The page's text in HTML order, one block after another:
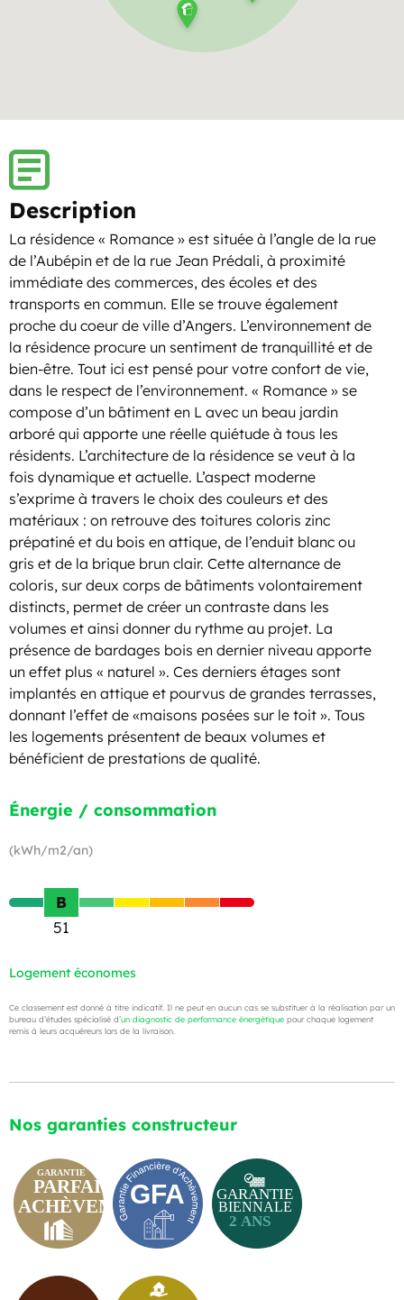
Description
La résidence « Romance » est située à l’angle de la rue
de l’Aubépin et de la rue Jean Prédali, à proximité
immédiate des commerces, des écoles et des
transports en commun. Elle se trouve également
proche du coeur de ville d’Angers. L’environnement de
la résidence procure un sentiment de tranquillité et de
bien-être. Tout ici est pensé pour votre confort de vie,
dans le respect de l’environnement. « Romance » se
compose d’un bâtiment en L avec un beau jardin
arboré qui apporte une réelle quiétude à tous les
résidents. L’architecture de la résidence se veut à la
fois dynamique et actuelle. L’aspect moderne
s’exprime à travers le choix des couleurs et des
matériaux : on retrouve des toitures coloris zinc
prépatiné et du bois en attique, de l’enduit blanc ou
gris et de la brique brun clair. Cette alternance de
coloris, sur deux corps de bâtiments volontairement
distincts, permet de créer un contraste dans les
volumes et ainsi donner du rythme au projet. La
présence de bardages bois en dernier niveau apporte
un effet plus « naturel ». Ces derniers étages sont
implantés en attique et pourvus de grandes terrasses,
donnant l’effet de «maisons posées sur le toit ». Tous
les logements présentent de beaux volumes et
bénéficient de prestations de qualité.
Énergie / consommation
(kWh/m2/an)
B
51
Logement économes
Ce classement est donné à titre indicatif. Il ne peut en aucun cas se substituer à la réalisation par un
bureau d’études spécialisé d’un diagnostic de performance énergétique pour chaque logement
remis à leurs acquéreurs lors de la livraison.
Nos garanties constructeur